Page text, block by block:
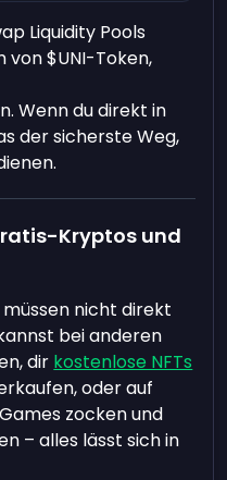
Liquidity Pools
von $UNI-Token,
Wenn du direkt in
der sicherste Weg,
Kryptos und
nicht direkt
bei anderen
dir kostenlose NFTs
oder auf
Games zocken und
– alles lässt sich in